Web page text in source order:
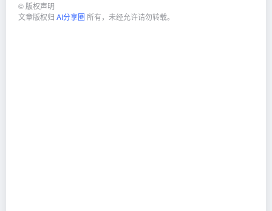
© 版权声明
文章版权归 AI分享圈 所有，未经允许请勿转载。